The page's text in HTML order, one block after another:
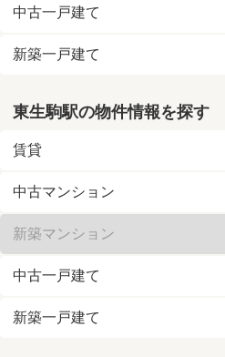
中古一戸建て
新築一戸建て
東生駒駅の物件情報を探す
賃貸
中古マンション
新築マンション
中古一戸建て
新築一戸建て